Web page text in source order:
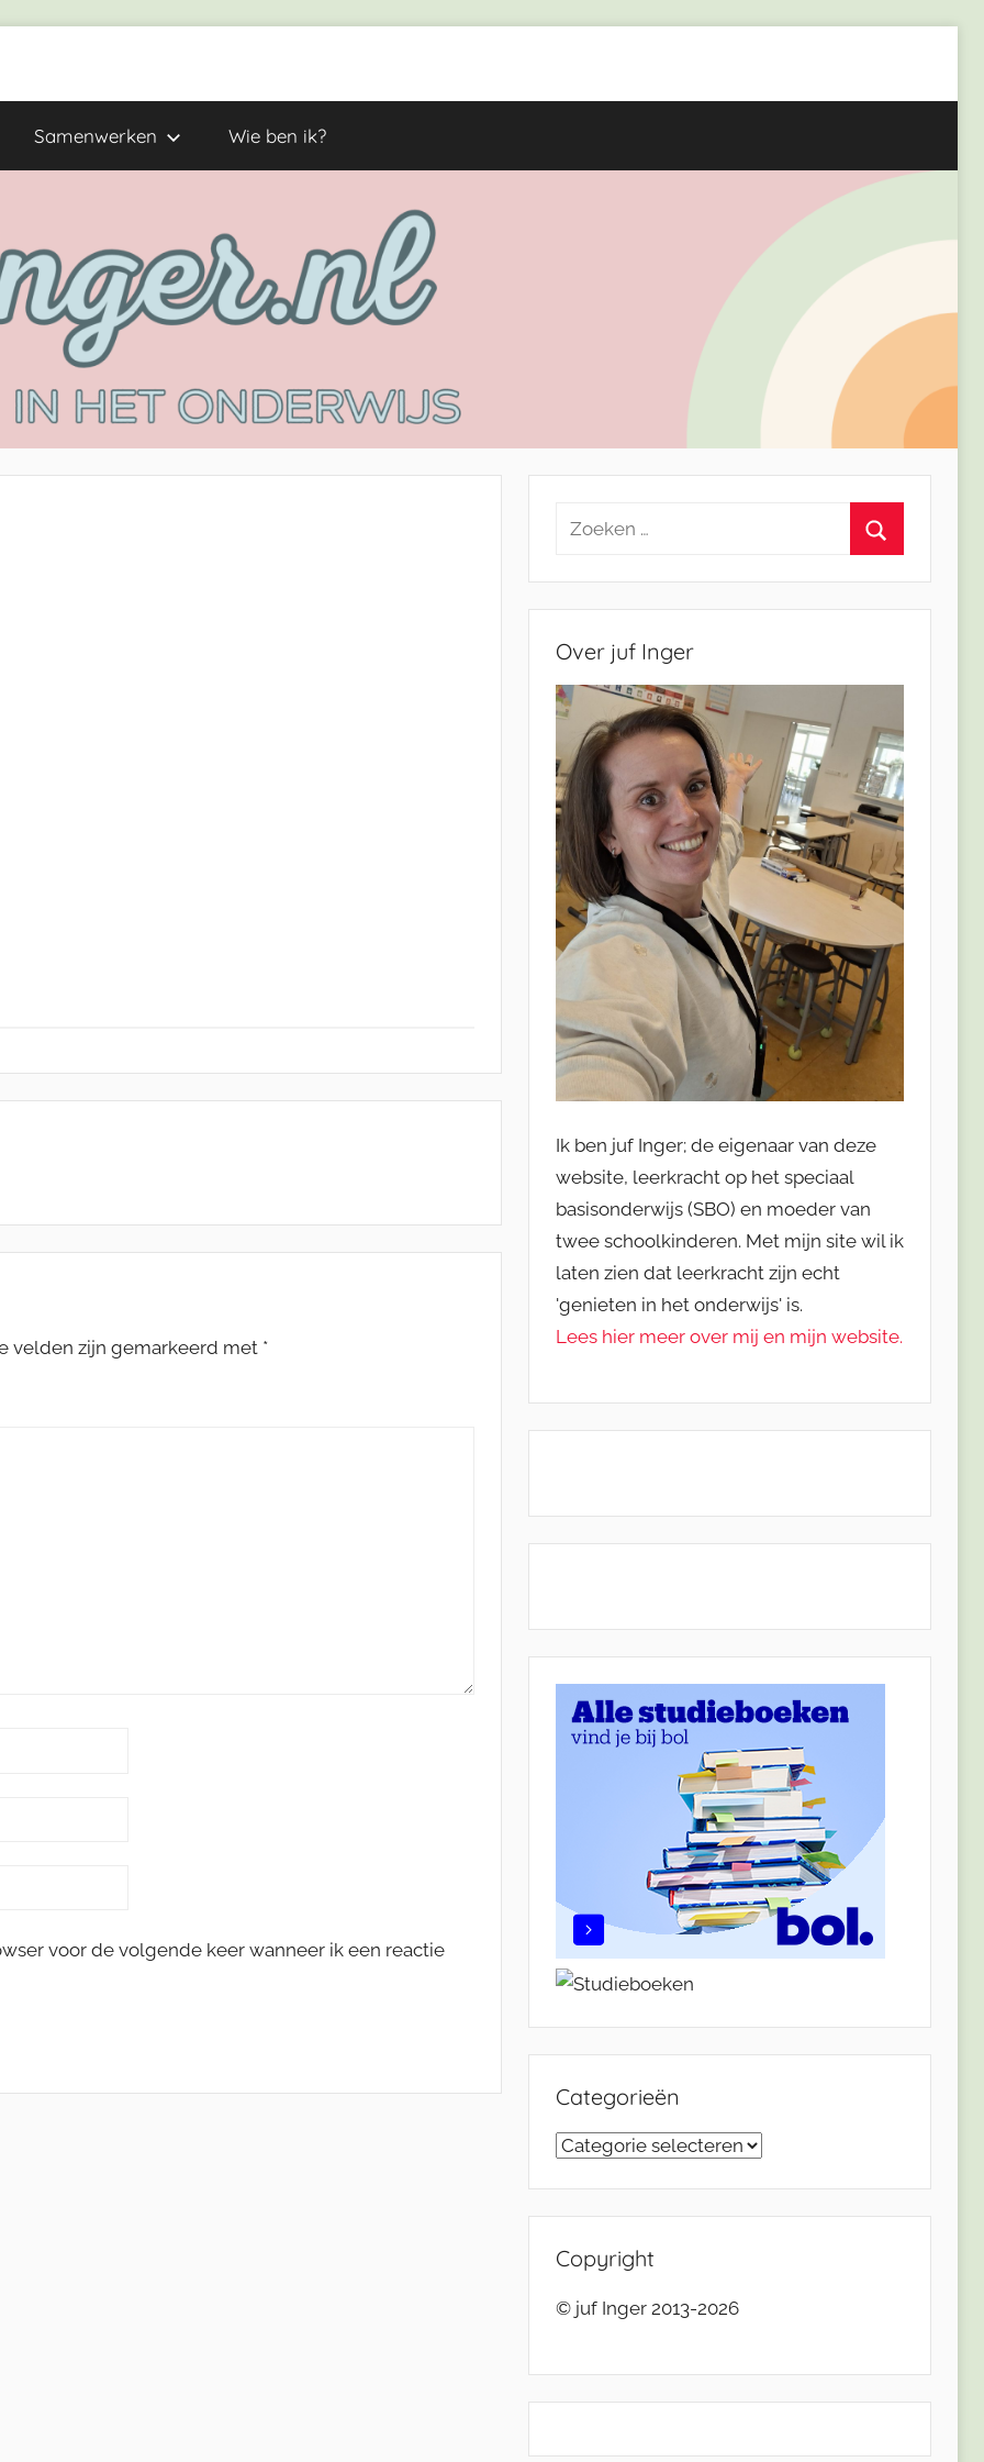
Samenwerken Wie ben ik?
velden zijn gemarkeerd met *
voor de volgende keer wanneer ik een reactie
Zoeken
Over juf Inger
Ik ben juf Inger; de eigenaar van deze
website, leerkracht op het speciaal
basisonderwijs (SBO) en moeder van
twee schoolkinderen. Met mijn site wil ik
laten zien dat leerkracht zijn echt
'genieten in het onderwijs' is.
Lees hier meer over mij en mijn website.
Categorieën
Categorieën
Copyright
© juf Inger 2013-2026